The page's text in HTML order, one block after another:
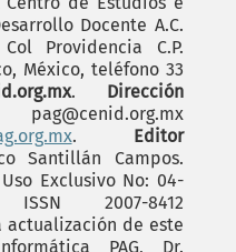
Docente A.C.
Providencia C.P.
México, teléfono 33
. Dirección
pag@cenid.org.mx
.
Editor
Santillán Campos.
Exclusivo No: 04-
ISSN 2007-8412
de este
PAG, Dr.